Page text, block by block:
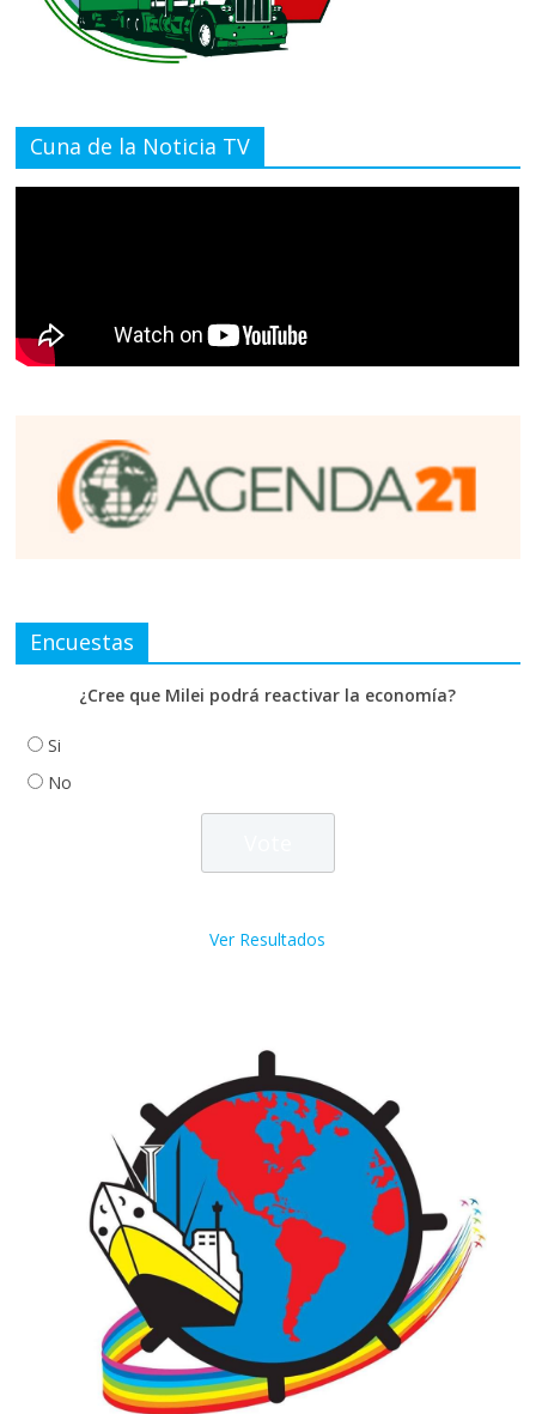
Cuna de la Noticia TV
Encuestas
¿Cree que Milei podrá reactivar la economía?
Si
No
Ver Resultados